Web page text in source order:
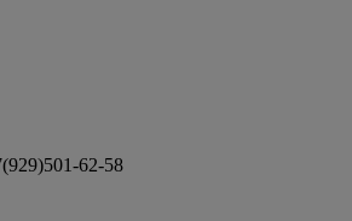
62-58